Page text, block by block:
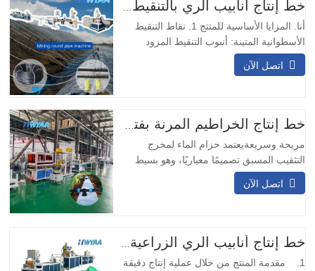
أنا. المزايا الأساسية للمنتج 1. نقاط التنقيط
الأسطوانية المتينة: أنبوب التنقيط المزود
بمُنفث دائري مدمج مزود بنقاط تنقيط مقاومة
للتآكل والصدمات، لا حاجة لتعديل الاتجاه،
التصميم ذو المدخلين والمخرجين التشغيل
المستمر…
اتصل الآن
خط إنتاج الخراطيم المرنة بفتحة التخريم المسبق
مريحة وسريعةيعتمد حزام الماء لمخرج
التثقيب المسبق تصميمًا معياريًا، وهو بسيط
ومريح في التركيب. لا يتطلب اللحام في
الموقع ويمكن تركيبه بسرعة.وسائل النقل
وفقًا للاحتياجات المختلفة، وهو مناسب
لسيناريوهات النقل المختلفة.…
اتصل الآن
1. مقدمة المنتج من خلال عملية إنتاج دقيقة